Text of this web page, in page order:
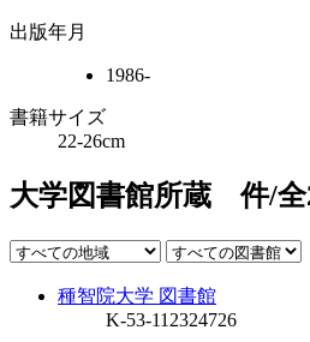
出版年月
1986-
書籍サイズ
22-26cm
大学図書館所蔵 件/全
種智院大学 図書館
K-53-112324726